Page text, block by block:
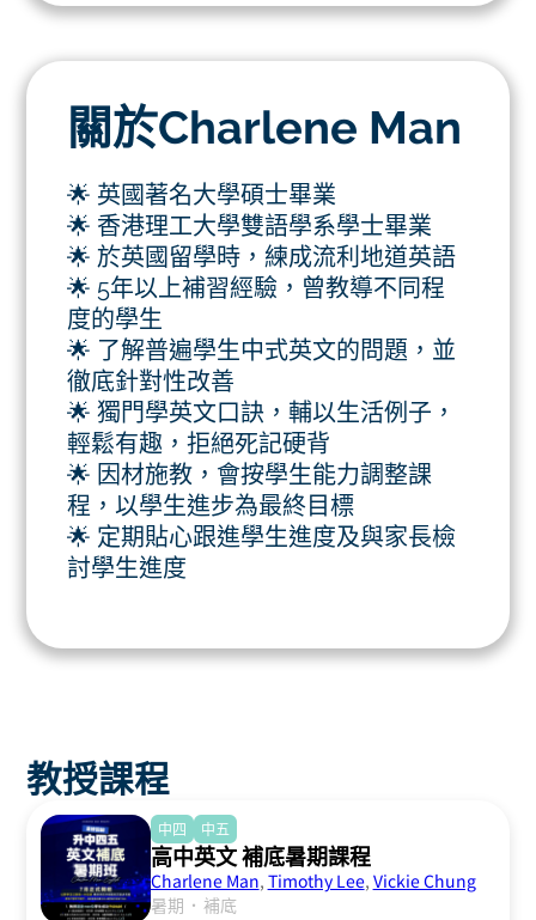
關於Charlene Man
🌟 英國著名大學碩士畢業
🌟 香港理工大學雙語學系學士畢業
🌟 於英國留學時，練成流利地道英語
🌟 5年以上補習經驗，曾教導不同程
度的學生
🌟 了解普遍學生中式英文的問題，並
徹底針對性改善
🌟 獨門學英文口訣，輔以生活例子，
輕鬆有趣，拒絕死記硬背
🌟 因材施教，會按學生能力調整課
程，以學生進步為最終目標
🌟 定期貼心跟進學生進度及與家長檢
討學生進度
教授課程
中四 中五
高中英文 補底暑期課程
Charlene Man, Timothy Lee, Vickie Chung
暑期 ． 補底